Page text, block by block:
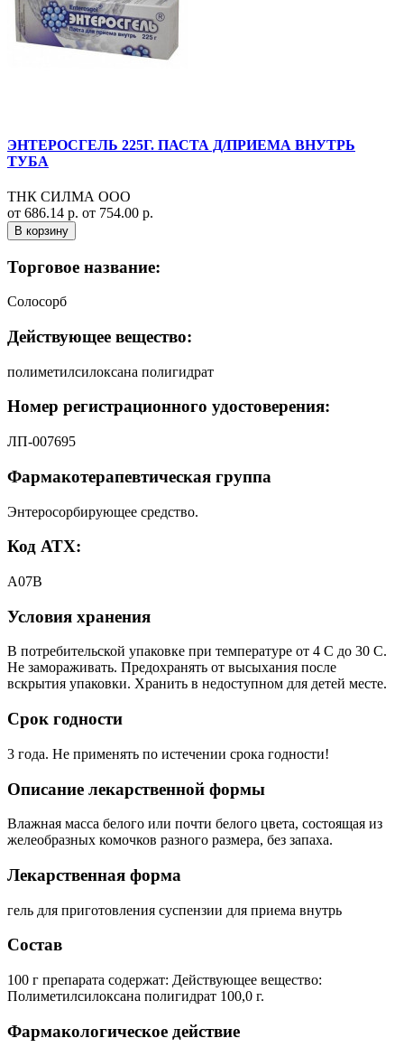
ЭНТЕРОСГЕЛЬ 225Г. ПАСТА Д/ПРИЕМА ВНУТРЬ
ТУБА
ТНК СИЛМА ООО
от 686.14 р. от 754.00 р.
В корзину
Торговое название:
Солосорб
Действующее вещество:
полиметилсилоксана полигидрат
Номер регистрационного удостоверения:
ЛП-007695
Фармакотерапевтическая группа
Энтеросорбирующее средство.
Код АТХ:
A07B
Условия хранения
В потребительской упаковке при температуре от 4 С до 30 С.
Не замораживать. Предохранять от высыхания после
вскрытия упаковки. Хранить в недоступном для детей месте.
Срок годности
3 года. Не применять по истечении срока годности!
Описание лекарственной формы
Влажная масса белого или почти белого цвета, состоящая из
желеобразных комочков разного размера, без запаха.
Лекарственная форма
гель для приготовления суспензии для приема внутрь
Состав
100 г препарата содержат: Действующее вещество:
Полиметилсилоксана полигидрат 100,0 г.
Фармакологическое действие